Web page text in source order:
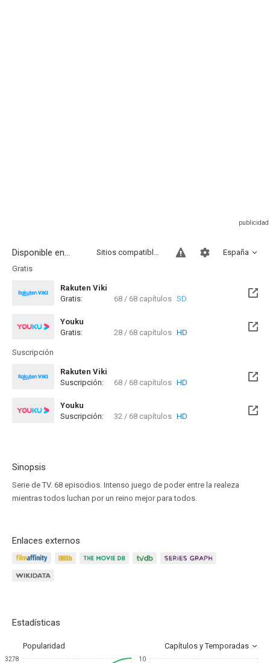
Disponible en... España
Sitios compatibles
Gratis
Rakuten Viki
Gratis:
68 / 68 capítulos SD
Youku
Gratis:
28 / 68 capítulos HD
Suscripción
Rakuten Viki
Suscripción:
68 / 68 capítulos HD
Youku
Suscripción:
32 / 68 capítulos HD
Sinopsis
Serie de TV. 68 episodios. Intenso juego de poder entre la realeza
mientras todos luchan por un reino mejor para todos.
Enlaces externos
Estadísticas
Popularidad Capítulos y Temporadas
3278 10